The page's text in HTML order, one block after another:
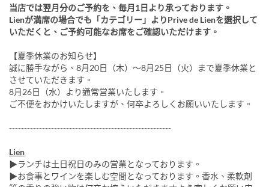
当店では翌月分のご予約を、毎月1日より承っております。
Lienが満席の場合でも「カテゴリー」よりPrive de Lienを選択して
いただくと、ご予約可能なお席をご確認いただけます。
【夏季休業のお知らせ】
誠に勝手ながら、8月20日（木）～8月25日（火）まで夏季休業と
させていただきます。
8月26日（水）より通常営業いたします。
ご不便をおかけいたしますが、何卒よろしくお願いいたします。
------------------------------------------------------
Lien
▶ランチは土日祝日のみの営業となっております。
▶お食事とワインを楽しむ空間となっております。香水、柔軟剤